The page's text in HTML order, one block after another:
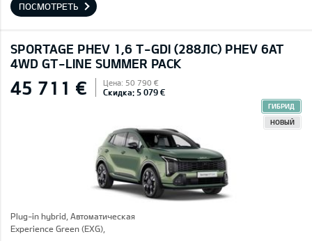
ПОСМОТРЕТЬ
SPORTAGE PHEV 1,6 T-GDI (288ЛС) PHEV 6AT
4WD GT-LINE SUMMER PACK
45 711 € Цена: 50 790 €
Скидка: 5 079 €
ГИБРИД
НОВЫЙ
Plug-in hybrid, Автоматическая
Experience Green (EXG),